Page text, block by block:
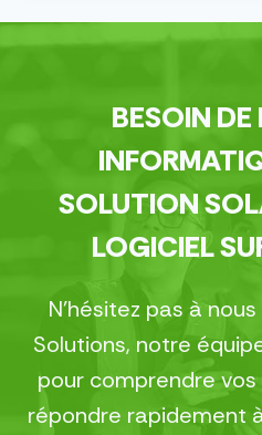
BESOIN DE
SOLUTION
LOGICIEL
N’hésitez pas à
Solutions, notre
pour comprendre
répondre rapidement